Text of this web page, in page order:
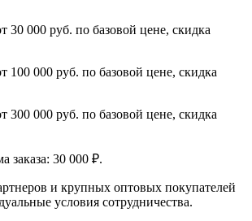
30 000 руб. по базовой цене, скидка
100 000 руб. по базовой цене, скидка
300 000 руб. по базовой цене, скидка
заказа: 30 000 ₽.
и крупных оптовых покупателей
условия сотрудничества.